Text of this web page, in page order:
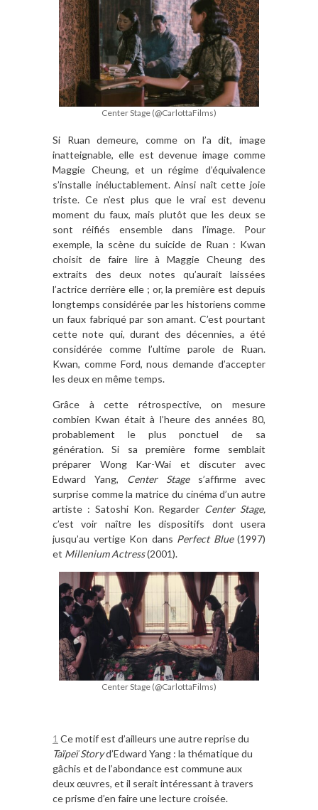
Center Stage (@CarlottaFilms)
Si Ruan demeure, comme on l’a dit, image
inatteignable, elle est devenue image comme
Maggie Cheung, et un régime d’équivalence
s’installe inéluctablement. Ainsi naît cette joie
triste. Ce n’est plus que le vrai est devenu
moment du faux, mais plutôt que les deux se
sont réifiés ensemble dans l’image. Pour
exemple, la scène du suicide de Ruan : Kwan
choisit de faire lire à Maggie Cheung des
extraits des deux notes qu’aurait laissées
l’actrice derrière elle ; or, la première est depuis
longtemps considérée par les historiens comme
un faux fabriqué par son amant. C’est pourtant
cette note qui, durant des décennies, a été
considérée comme l’ultime parole de Ruan.
Kwan, comme Ford, nous demande d’accepter
les deux en même temps.
Grâce à cette rétrospective, on mesure
combien Kwan était à l’heure des années 80,
probablement le plus ponctuel de sa
génération. Si sa première forme semblait
préparer Wong Kar-Wai et discuter avec
Edward Yang, Center Stages’affirme avec
surprise comme la matrice du cinéma d’un autre
artiste : Satoshi Kon. Regarder Center Stage,
c’est voir naître les dispositifs dont usera
jusqu’au vertige Kon dans Perfect Blue(1997)
et Millenium Actress(2001).
Center Stage (@CarlottaFilms)
1 Ce motif est d’ailleurs une autre reprise du
Taïpeï Storyd’Edward Yang : la thématique du
gâchis et de l’abondance est commune aux
deux œuvres, et il serait intéressant à travers
ce prisme d’en faire une lecture croisée.